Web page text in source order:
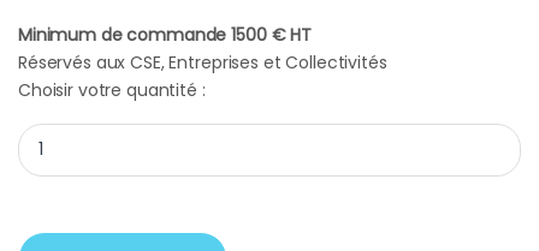
Minimum de commande 1500 € HT
Réservés aux CSE, Entreprises et Collectivités
Choisir votre quantité :
Clés USB publicitaires personnalisées Bat 128Go noir quantity